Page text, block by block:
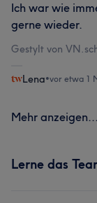
Ich war wie
gerne wieder.
Gestylt von
Lena•vor etwa 1
Mehr anzeigen...
Lerne das